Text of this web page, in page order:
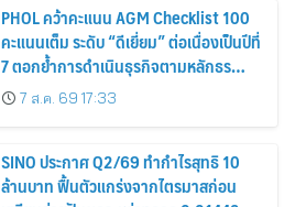
PHOL คว้าคะแนน AGM Checklist 100
คะแนนเต็ม ระดับ “ดีเยี่ยม” ต่อเนื่องเป็นปีที่
7 ตอกย้ำการดำเนินธุรกิจตามหลักธร
รมาภิบาล โปร่งใส สร้างความเชื่อมั่นผู้ถือ
หุ้น
7 ส.ค. 69 17:33
SINO ประกาศ Q2/69 ทำกำไรสุทธิ 10
ล้านบาท ฟื้นตัวแกร่งจากไตรมาสก่อน